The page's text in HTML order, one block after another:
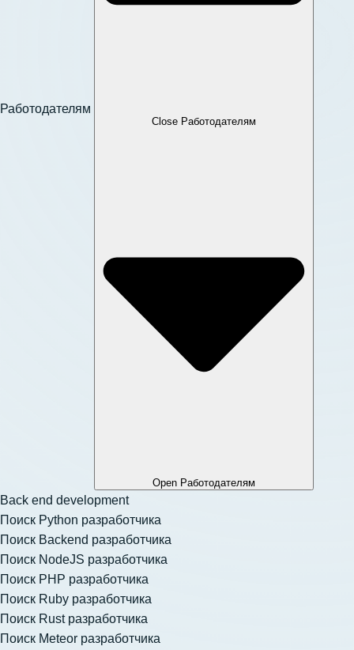
Работодателям
Close Работодателям
Open Работодателям
Back end development
Поиск Python разработчика
Поиск Backend разработчика
Поиск NodeJS разработчика
Поиск PHP разработчика
Поиск Ruby разработчика
Поиск Rust разработчика
Поиск Meteor разработчика